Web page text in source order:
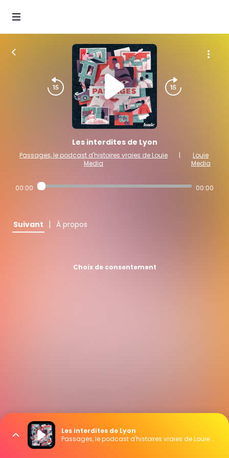
Les interdites de Lyon
Passages, le podcast d'histoires vraies de Louie
Media
|
Louie
Media
00:00 00:00
Suivant | À propos
Choix de consentement
Les interdites de Lyon
Passages, le podcast d'histoires vraies de Louie Media